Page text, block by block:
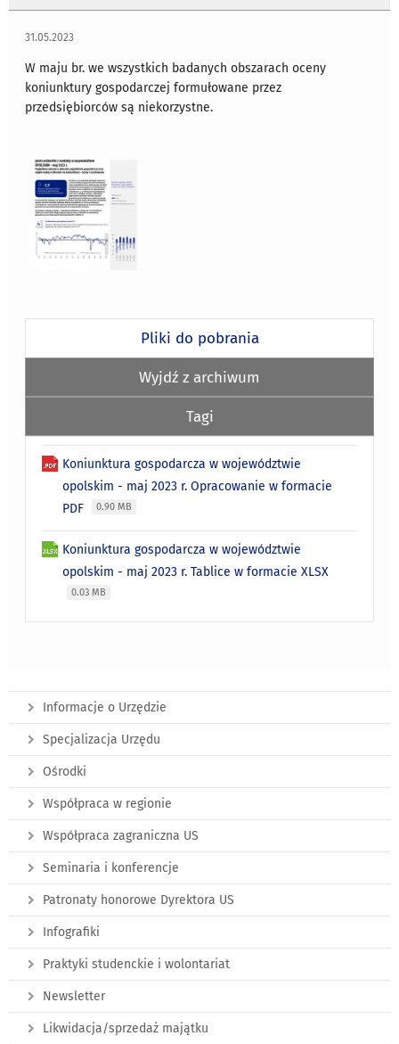
31.05.2023
W maju br. we wszystkich badanych obszarach oceny
koniunktury gospodarczej formułowane przez
przedsiębiorców są niekorzystne.
Pliki do pobrania
Wyjdź z archiwum
Tagi
Koniunktura gospodarcza w województwie
opolskim - maj 2023 r. Opracowanie w formacie
PDF
0.90 MB
Koniunktura gospodarcza w województwie
opolskim - maj 2023 r. Tablice w formacie XLSX
0.03 MB
Informacje o Urzędzie
Specjalizacja Urzędu
Ośrodki
Współpraca w regionie
Współpraca zagraniczna US
Seminaria i konferencje
Patronaty honorowe Dyrektora US
Infografiki
Praktyki studenckie i wolontariat
Newsletter
Likwidacja/sprzedaż majątku